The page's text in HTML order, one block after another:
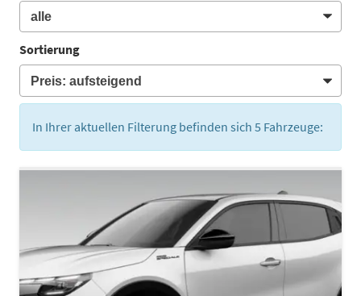
Sortierung
In Ihrer aktuellen Filterung befinden sich 5 Fahrzeuge: